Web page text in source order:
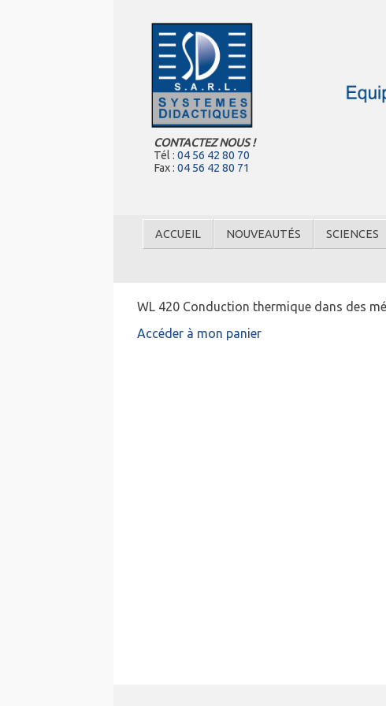
CONTACTEZ NOUS !
Tél : 04 56 42 80 70
Fax : 04 56 42 80 71
ACCUEIL NOUVEAUTÉS SCIENCES
WL 420 Conduction thermique dans des
Accéder à mon panier